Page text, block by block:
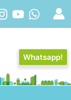
Whatsapp!